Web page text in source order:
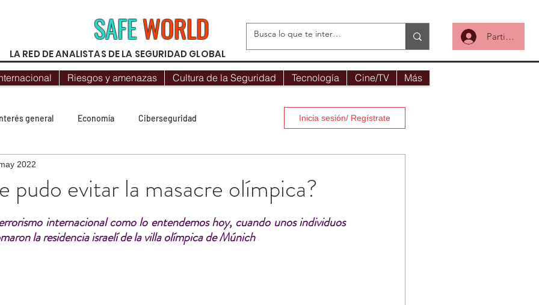
SAFEWORLD
LA RED DE ANALISTAS DE LA SEGURIDAD GLOBAL
Participa
Riesgos y amenazas Cultura de la Seguridad Tecnología Cine/TV Más
general Economía Ciberseguridad
Protocolos
Inicia sesión/ Regístrate
pudo evitar la masacre olímpica?
2022
internacional como lo entendemos hoy, cuando unos individuos
la residencia israelí de la villa olímpica de Múnich